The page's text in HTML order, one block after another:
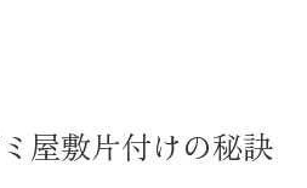
屋敷片付けの秘訣